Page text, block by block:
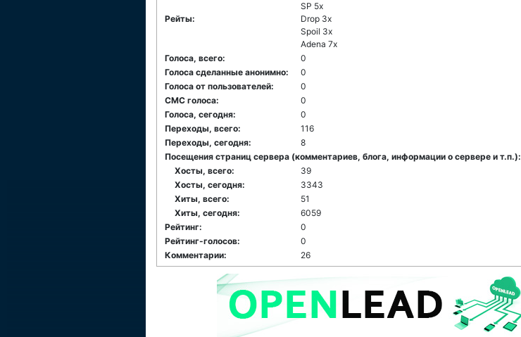
Рейты:
SP 5x
Drop 3x
Spoil 3x
Adena 7x
Голоса, всего:
0
Голоса сделанные анонимно:
0
Голоса от пользователей:
0
СМС голоса:
0
Голоса, сегодня:
0
Переходы, всего:
116
Переходы, сегодня:
8
Посещения страниц сервера (комментариев, блога, информации о сервере и т.п.):
Хосты, всего:
39
Хосты, сегодня:
3343
Хиты, всего:
51
Хиты, сегодня:
6059
Рейтинг:
0
Рейтинг-голосов:
0
Комментарии:
26